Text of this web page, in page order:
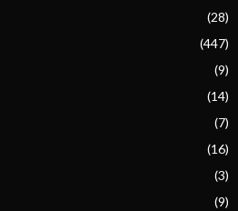
(28)
(447)
(9)
(14)
(7)
(16)
(3)
(9)